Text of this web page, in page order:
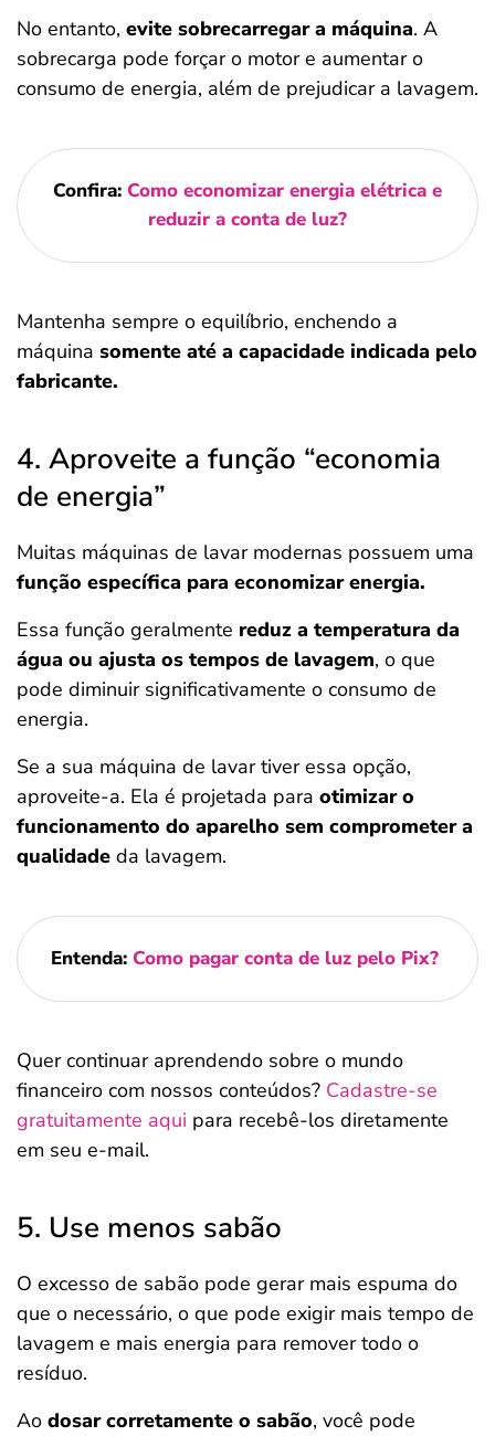
No entanto, evite sobrecarregar a máquina. A
sobrecarga pode forçar o motor e aumentar o
consumo de energia, além de prejudicar a lavagem.
Confira: Como economizar energia elétrica e
reduzir a conta de luz?
Mantenha sempre o equilíbrio, enchendo a
máquina somente até a capacidade indicada pelo
fabricante.
4. Aproveite a função “economia
de energia”
Muitas máquinas de lavar modernas possuem uma
função específica para economizar energia.
Essa função geralmente reduz a temperatura da
água ou ajusta os tempos de lavagem, o que
pode diminuir significativamente o consumo de
energia.
Se a sua máquina de lavar tiver essa opção,
aproveite-a. Ela é projetada para otimizar o
funcionamento do aparelho sem comprometer a
qualidade da lavagem.
Entenda: Como pagar conta de luz pelo Pix?
Quer continuar aprendendo sobre o mundo
financeiro com nossos conteúdos? Cadastre-se
gratuitamente aqui para recebê-los diretamente
em seu e-mail.
5. Use menos sabão
O excesso de sabão pode gerar mais espuma do
que o necessário, o que pode exigir mais tempo de
lavagem e mais energia para remover todo o
resíduo.
Ao dosar corretamente o sabão, você pode